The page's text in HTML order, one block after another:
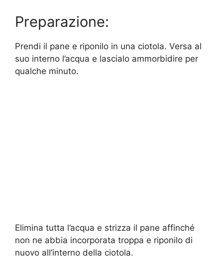
Preparazione:
Prendi il pane e riponilo in una ciotola. Versa al
suo interno l’acqua e lascialo ammorbidire per
qualche minuto.
Elimina tutta l’acqua e strizza il pane affinché
non ne abbia incorporata troppa e riponilo di
nuovo all’interno della ciotola.